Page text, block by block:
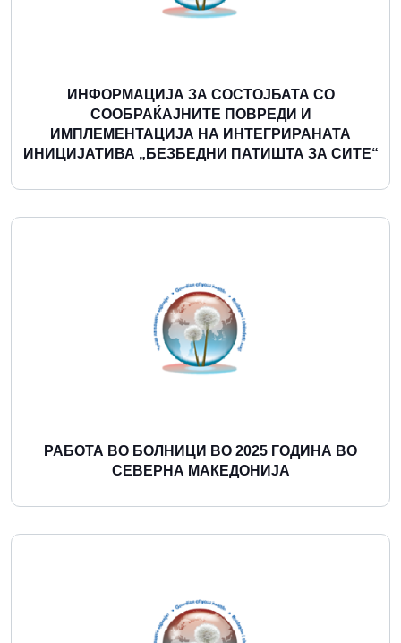
ИНФОРМАЦИЈА ЗА СОСТОЈБАТА СО
СООБРАЌАЈНИТЕ ПОВРЕДИ И
ИМПЛЕМЕНТАЦИЈА НА ИНТЕГРИРАНАТА
ИНИЦИЈАТИВА „БЕЗБЕДНИ ПАТИШТА ЗА СИТЕ“
Повеќе
РАБОТА ВО БОЛНИЦИ ВО 2025 ГОДИНА ВО
СЕВЕРНА МАКЕДОНИЈА
Повеќе